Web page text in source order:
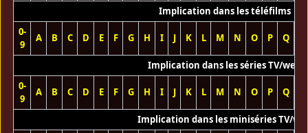
Implication dans les téléfilms
0-
9
A B C D E F G H I J K L M N O P Q
Implication dans les séries TV/web
0-
9
A B C D E F G H I J K L M N O P Q
Implication dans les miniséries TV/